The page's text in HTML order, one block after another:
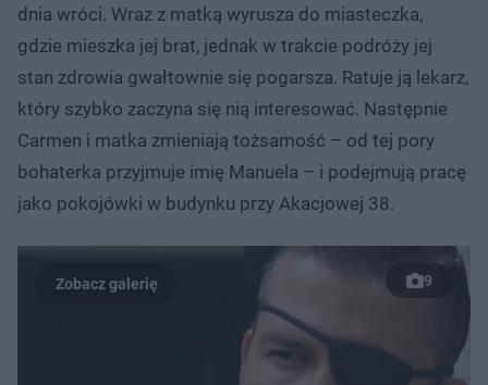
dnia wróci. Wraz z matką wyrusza do miasteczka,
gdzie mieszka jej brat, jednak w trakcie podróży jej
stan zdrowia gwałtownie się pogarsza. Ratuje ją lekarz,
który szybko zaczyna się nią interesować. Następnie
Carmen i matka zmieniają tożsamość – od tej pory
bohaterka przyjmuje imię Manuela – i podejmują pracę
jako pokojówki w budynku przy Akacjowej 38.
9